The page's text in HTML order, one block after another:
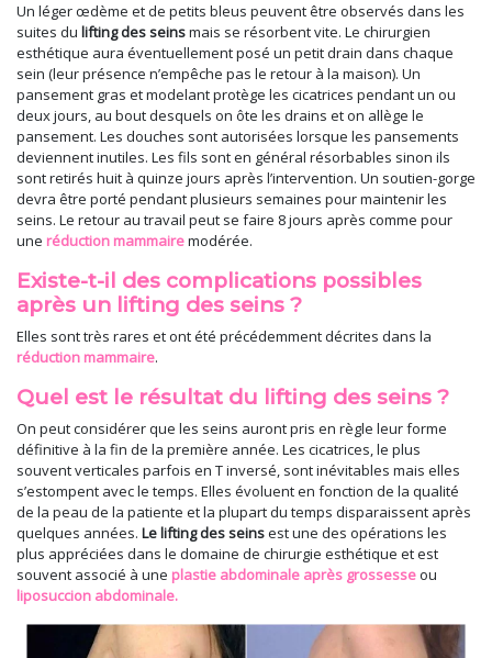
Un léger œdème et de petits bleus peuvent être observés dans les
suites du lifting des seinsmais se résorbent vite. Le chirurgien
esthétique aura éventuellement posé un petit drain dans chaque
sein (leur présence n’empêche pas le retour à la maison). Un
pansement gras et modelant protège les cicatrices pendant un ou
deux jours, au bout desquels on ôte les drains et on allège le
pansement. Les douches sont autorisées lorsque les pansements
deviennent inutiles. Les fils sont en général résorbables sinon ils
sont retirés huit à quinze jours après l’intervention. Un soutien-gorge
devra être porté pendant plusieurs semaines pour maintenir les
seins. Le retour au travail peut se faire 8 jours après comme pour
une réduction mammairemodérée.
Existe-t-il des complications possibles
après un lifting des seins ?
Elles sont très rares et ont été précédemment décrites dans la
réduction mammaire.
Quel est le résultat du lifting des seins ?
On peut considérer que les seins auront pris en règle leur forme
définitive à la fin de la première année. Les cicatrices, le plus
souvent verticales parfois en T inversé, sont inévitables mais elles
s’estompent avec le temps. Elles évoluent en fonction de la qualité
de la peau de la patiente et la plupart du temps disparaissent après
quelques années. Le lifting des seinsest une des opérations les
plus appréciées dans le domaine de chirurgie esthétique et est
souvent associé à une plastie abdominale après grossesseou
liposuccion abdominale.